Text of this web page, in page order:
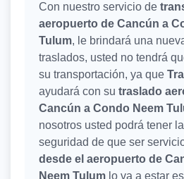
Con nuestro servicio de
aeropuerto de Cancún a
Tulum, le brindará una
traslados, usted no tendrá
su transportación, ya que
ayudará con su traslado
Cancún a Condo Neem
nosotros usted podrá tener
seguridad de que ser
desde el aeropuerto de
Neem Tulum lo va a estar